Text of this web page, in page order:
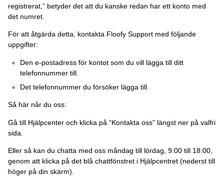
registrerat,” betyder det att du kanske redan har ett konto med
det numret.
För att åtgärda detta, kontakta Floofy Support med följande
uppgifter:
Den e-postadress för kontot som du vill lägga till ditt
telefonnummer till.
Det telefonnummer du försöker lägga till.
Så här når du oss:
Gå till Hjälpcenter och klicka på “Kontakta oss” längst ner på valfri
sida.
Eller så kan du chatta med oss måndag till lördag, 9:00 till 18:00,
genom att klicka på det blå chattfönstret i Hjälpcentret (nederst till
höger på din skärm).